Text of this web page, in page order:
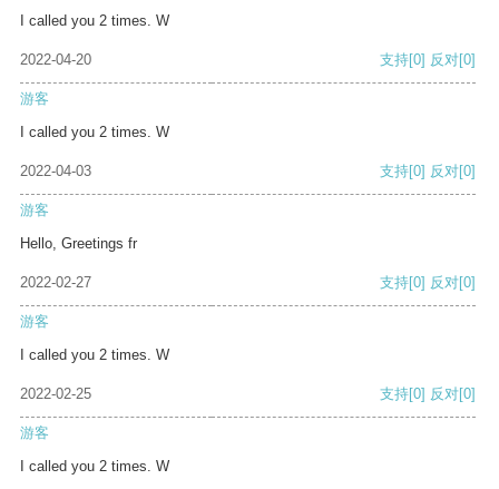
I called you 2 times. W
2022-04-20 支持[0] 反对[0]
游客
I called you 2 times. W
2022-04-03 支持[0] 反对[0]
游客
Hello, Greetings fr
2022-02-27 支持[0] 反对[0]
游客
I called you 2 times. W
2022-02-25 支持[0] 反对[0]
游客
I called you 2 times. W